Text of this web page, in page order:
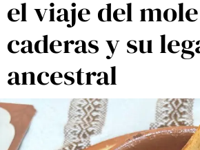
el viaje del
caderas y su
ancestral